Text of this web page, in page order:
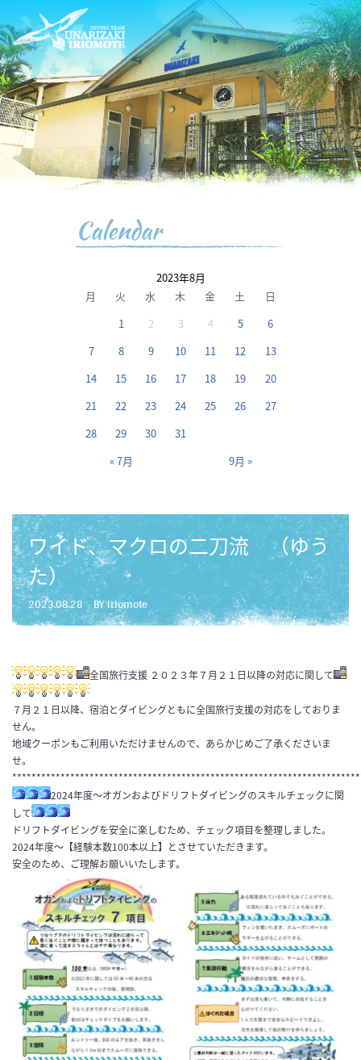
Calendar
2023年8月
月
火 水 木 金 土 日
« 7月 9月 »
1 2 3 4 5
6
7
8 9 10 11 12
13
14
15 16 17 18 19
20
21
22 23 24 25 26
27
28
29 30 31
ワイド、マクロの二刀流 （ゆう
た）
2023.08.28 BY iriomote
全国旅行支援 ２０２３年７月２１日以降の対応に関して
７月２１日以降、宿泊とダイビングともに全国旅行支援の対応をしておりま
せん。
地域クーポンもご利用いただけませんので、あらかじめご了承くださいま
せ。
2024年度～オガンおよびドリフトダイビングのスキルチェックに関
して
ドリフトダイビングを安全に楽しむため、チェック項目を整理しました。
2024年度～【経験本数100本以上】とさせていただきます。
安全のため、ご理解お願いいたします。